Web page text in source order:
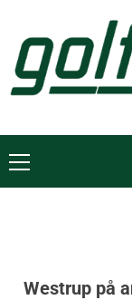
Westrup på